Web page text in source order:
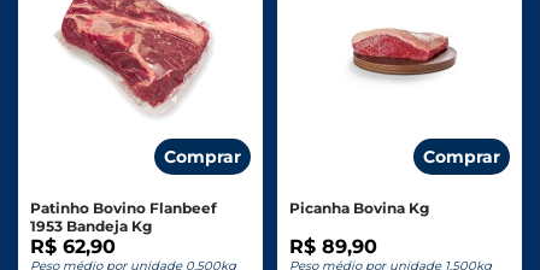
Comprar
Patinho Bovino Flanbeef
1953 Bandeja Kg
R$ 62,90
Peso médio por unidade 0,500kg
Comprar
Picanha Bovina Kg
R$ 89,90
Peso médio por unidade 1,500kg